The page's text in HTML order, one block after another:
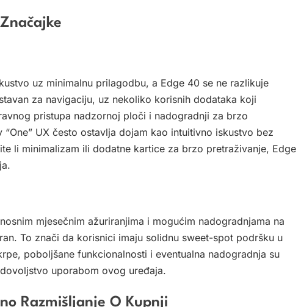
uz minimalnu prilagodbu, a Edge 40 se ne razlikuje
za navigaciju, uz nekoliko korisnih dodataka koji
pristupa nadzornoj ploči i nadogradnji za brzo
UX često ostavlja dojam kao intuitivno iskustvo bez
li minimalizam ili dodatne kartice za brzo pretraživanje, Edge
mjesečnim ažuriranjima i mogućim nadogradnjama na
To znači da korisnici imaju solidnu sweet-spot podršku u
poboljšane funkcionalnosti i eventualna nadogradnja su
uporabom ovog uređaja.
Razmišljanje O Kupnji